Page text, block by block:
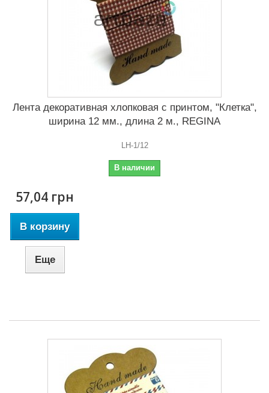
Лента декоративная хлопковая с принтом, "Клетка",
ширина 12 мм., длина 2 м., REGINA
LH-1/12
В наличии
57,04 грн
В корзину
Еще